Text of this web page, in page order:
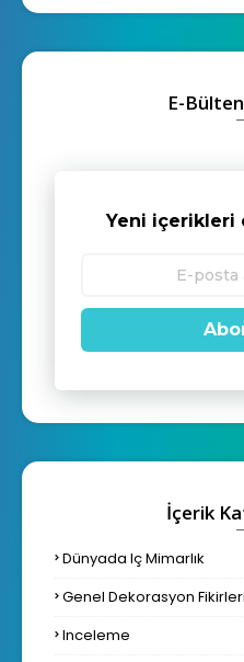
E-
Yeni içerikleri
İçerik
Dünyada Iç Mimarlık
Genel Dekorasyon Fikirleri
Inceleme